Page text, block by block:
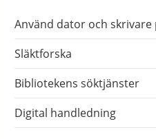
Använd dator och
Släktforska
Bibliotekens söktjänster
Digital handledning